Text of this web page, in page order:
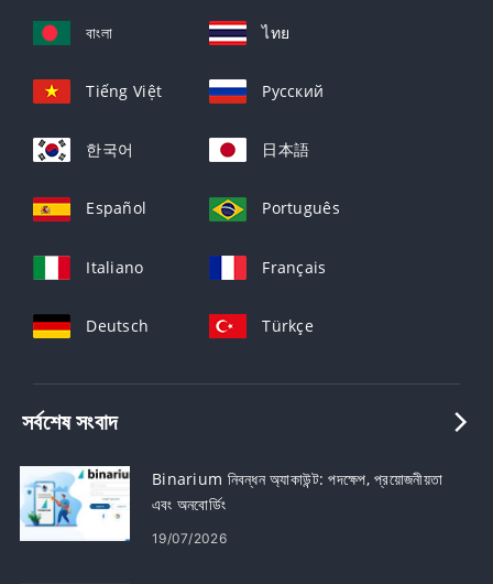
বাংলা ไทย
Tiếng Việt Русский
한국어 日本語
Español Português
Italiano Français
Deutsch Türkçe
সর্বশেষ সংবাদ
Binarium নিবন্ধন অ্যাকাউন্ট: পদক্ষেপ, প্রয়োজনীয়তা
এবং অনবোর্ডিং
19/07/2026